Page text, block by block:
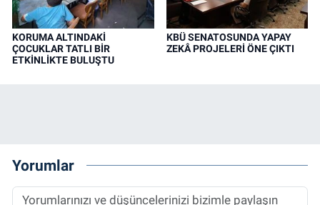
KORUMA ALTINDAKİ
ÇOCUKLAR TATLI BİR
ETKİNLİKTE BULUŞTU
KBÜ SENATOSUNDA YAPAY
ZEKÂ PROJELERİ ÖNE ÇIKTI
Yorumlar